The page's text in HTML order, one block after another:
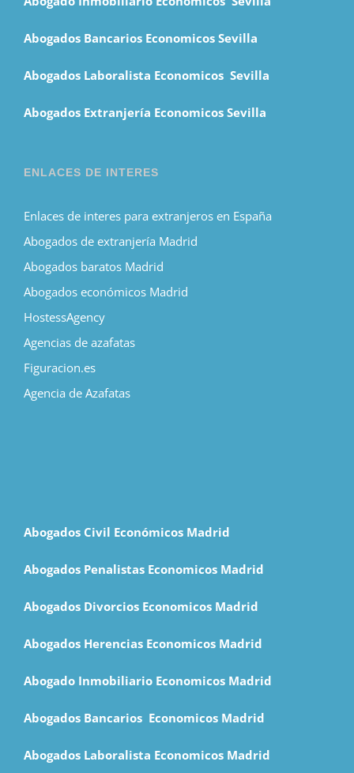
Abogados Bancarios Economicos Sevilla
Abogados Laboralista Economicos Sevilla
Abogados Extranjería Economicos Sevilla
ENLACES DE INTERES
Enlaces de interes para extranjeros en España
Abogados de extranjería Madrid
Abogados baratos Madrid
Abogados económicos Madrid
HostessAgency
Agencias de azafatas
Figuracion.es
Agencia de Azafatas
Abogados Civil Económicos Madrid
Abogados Penalistas Economicos Madrid
Abogados Divorcios Economicos Madrid
Abogados Herencias Economicos Madrid
Abogado Inmobiliario Economicos Madrid
Abogados Bancarios Economicos Madrid
Abogados Laboralista Economicos Madrid